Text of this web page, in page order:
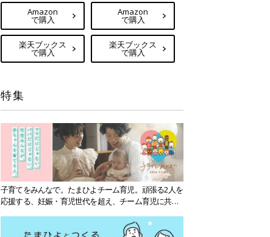
Amazon
で購入
楽天ブックス
で購入
Amazon
で購入
楽天ブックス
で購入
特集
子育てをみんなで。たまひよチーム育児。頑張る2人を
応援する、妊娠・育児世代を超え、チーム育児に共感